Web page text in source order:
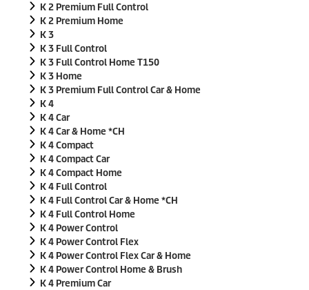
K 2 Premium Full Control
K 2 Premium Home
K 3
K 3 Full Control
K 3 Full Control Home T150
K 3 Home
K 3 Premium Full Control Car & Home
K 4
K 4 Car
K 4 Car & Home *CH
K 4 Compact
K 4 Compact Car
K 4 Compact Home
K 4 Full Control
K 4 Full Control Car & Home *CH
K 4 Full Control Home
K 4 Power Control
K 4 Power Control Flex
K 4 Power Control Flex Car & Home
K 4 Power Control Home & Brush
K 4 Premium Car